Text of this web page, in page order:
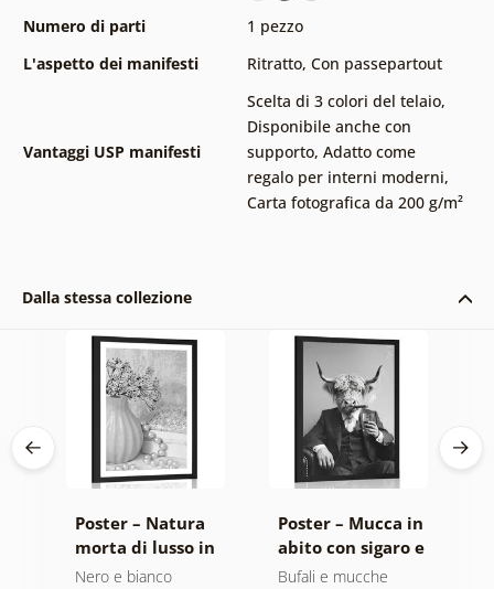
Numero di parti
1 pezzo
L'aspetto dei manifesti
Ritratto, Con passepartout
Vantaggi USP manifesti
Scelta di 3 colori del telaio,
Disponibile anche con
supporto, Adatto come
regalo per interni moderni,
Carta fotografica da 200 g/m²
Dalla stessa collezione
Poster – Natura
morta di lusso in
bianco e nero
Nero e bianco
Poster – Mucca in
abito con sigaro e
whisky
Bufali e mucche